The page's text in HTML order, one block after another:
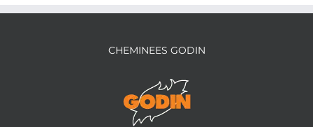
CHEMINEES GODIN